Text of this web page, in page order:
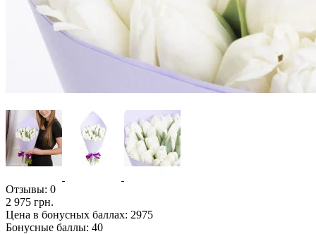
Отзывы: 0
2 975 грн.
Цена в бонусных баллах: 2975
Бонусные баллы: 40